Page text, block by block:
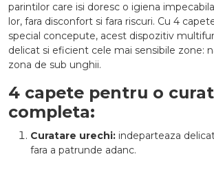
parintilor care isi doresc o igiena
lor, fara disconfort si fara riscuri. Cu 4
special concepute, acest dispozitiv
delicat si eficient cele mai sensibile zone:
zona de sub unghii.
4 capete pentru o
completa:
Curatare urechi: indeparteaza
fara a patrunde adanc.